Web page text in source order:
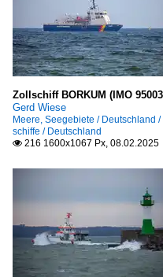
Zollschiff BORKUM (IMO
Gerd Wiese
Meere, Seegebiete / Deutschland /
schiffe / Deutschland
 216 1600x1067 Px, 08.02.2025